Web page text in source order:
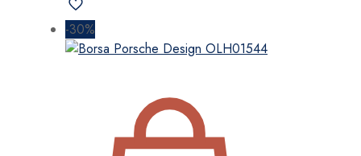
190,00 €.133,00 €.
-30%